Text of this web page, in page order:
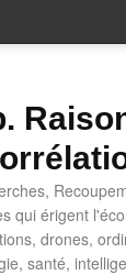
qui érigent
drones,
santé,